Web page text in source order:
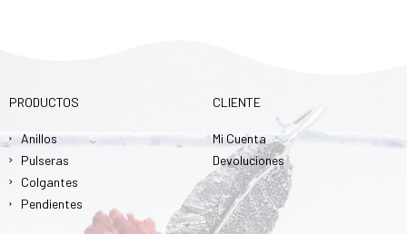
PRODUCTOS
Anillos
Pulseras
Colgantes
Pendientes
CLIENTE
Mi Cuenta
Devoluciones